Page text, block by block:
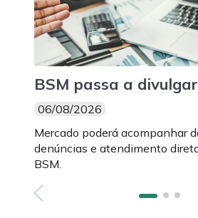
BSM passa a
indicadores mensais
06/08/2026
Mercado poderá acompanhar
denúncias e atendimento
BSM.